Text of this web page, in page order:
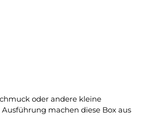
oder andere kleine
machen diese Box aus